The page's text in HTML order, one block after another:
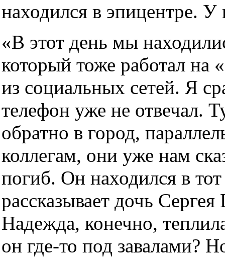
находился в эпицентре. У
«В этот день мы
который тоже работал на
из социальных сетей. Я
телефон уже не отвечал.
обратно в город,
коллегам, они уже нам
погиб. Он находился в
рассказывает дочь
Надежда, конечно,
он где-то под завалами?